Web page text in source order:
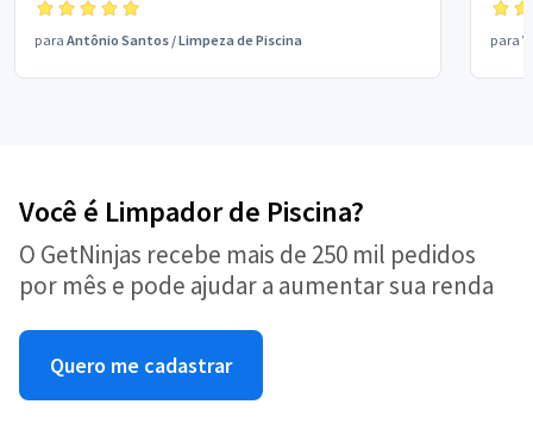
para Antônio Santos /Limpeza de Piscina para
Você é Limpador de Piscina?
O GetNinjas recebe mais de 250 mil pedidos
por mês e pode ajudar a aumentar sua renda
Quero me cadastrar